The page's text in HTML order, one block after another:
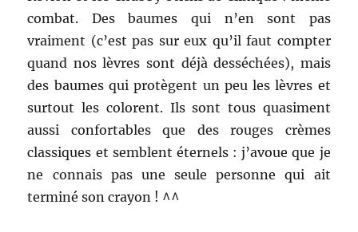
combat. Des baumes qui n’en sont pas
vraiment (c’est pas sur eux qu’il faut compter
quand nos lèvres sont déjà desséchées), mais
des baumes qui protègent un peu les lèvres et
surtout les colorent. Ils sont tous quasiment
aussi confortables que des rouges crèmes
classiques et semblent éternels : j’avoue que je
ne connais pas une seule personne qui ait
terminé son crayon ! ^^